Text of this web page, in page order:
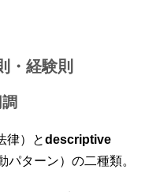
・経験則
律）とdescriptive
パターン）の二種類。